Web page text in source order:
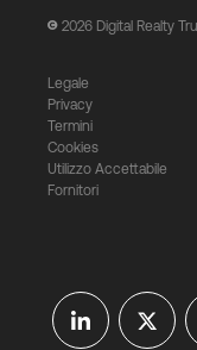
2026 Digital Realty
Legale
Privacy
Termini
Cookies
Utilizzo Accettabile
Fornitori